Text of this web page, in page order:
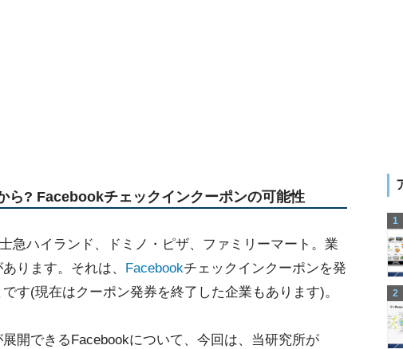
ら? Facebookチェックインクーポンの可能性
急ハイランド、ドミノ・ピザ、ファミリーマート。業
ります。それは、 Facebookチェックインクーポンを発
す(現在はクーポン発券を終了した企業もあります)。
開できるFacebookについて、今回は、当研究所が